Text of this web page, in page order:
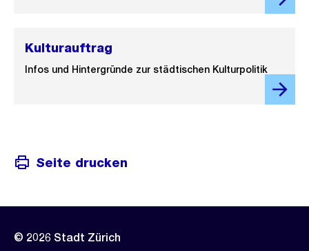
Kulturauftrag
Infos und Hintergründe zur städtischen Kulturpolitik
Seite drucken
© 2026 Stadt Zürich